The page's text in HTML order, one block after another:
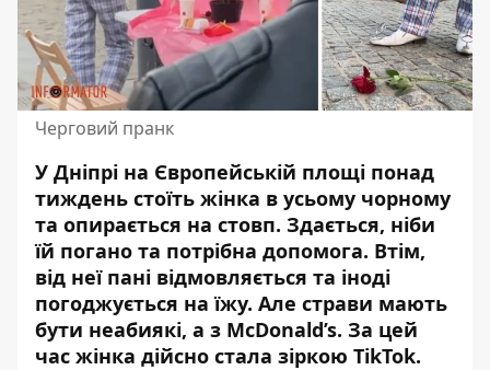
Черговий пранк
У Дніпрі на Європейській площі понад
тиждень стоїть жінка в усьому чорному
та опирається на стовп. Здається, ніби
їй погано та потрібна допомога. Втім,
від неї пані відмовляється та іноді
погоджується на їжу. Але страви мають
бути неабиякі, а з McDonald’s. За цей
час жінка дійсно стала зіркою TikTok.